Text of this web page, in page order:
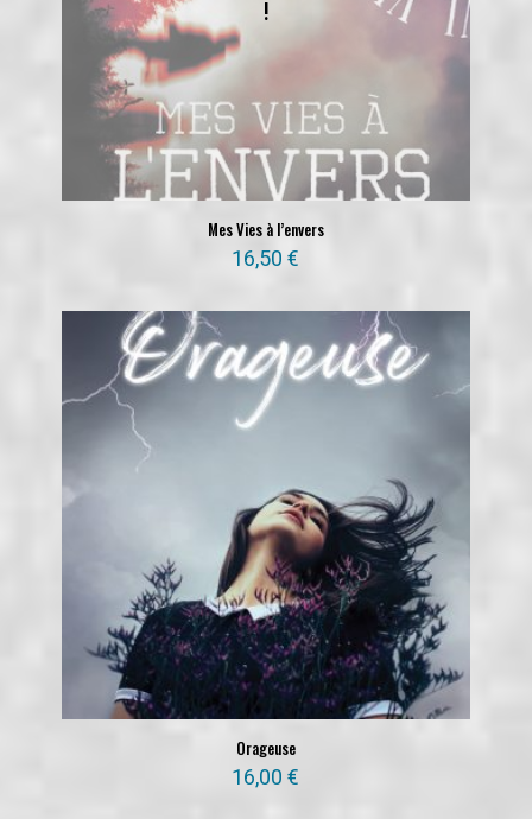
Mes Vies à l’envers
16,50€
Orageuse
16,00€